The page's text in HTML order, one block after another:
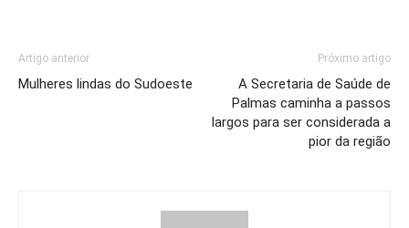
Artigo anterior
Mulheres lindas do Sudoeste
Próximo artigo
A Secretaria de Saúde de
Palmas caminha a passos
largos para ser considerada a
pior da região